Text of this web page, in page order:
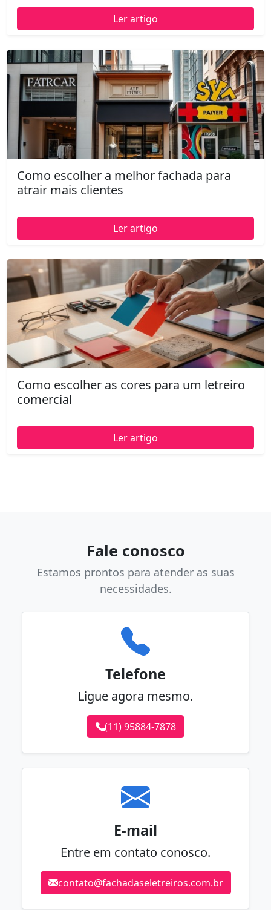
Ler artigo
Como escolher a melhor fachada para
atrair mais clientes
Ler artigo
Como escolher as cores para um letreiro
comercial
Ler artigo
Fale conosco
Estamos prontos para atender as suas
necessidades.
Telefone
Ligue agora mesmo.
(11) 95884-7878
E-mail
Entre em contato conosco.
contato@fachadaseletreiros.com.br